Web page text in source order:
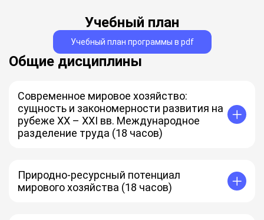
Учебный план
Учебный план программы в pdf
Общие дисциплины
Современное мировое хозяйство:
сущность и закономерности развития на
рубеже XX – XXI вв. Международное
разделение труда (18 часов)
Анализ экономического положения стран
Коэффициент Джини
Природно-ресурсный потенциал
мирового хозяйства (18 часов)